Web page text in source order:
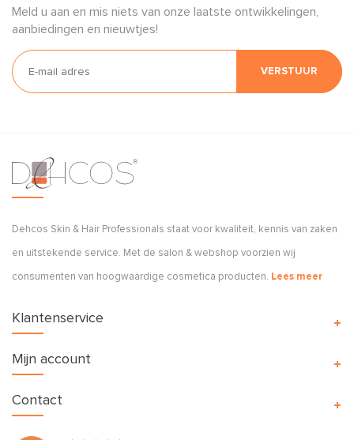
Meld u aan en mis niets van onze laatste ontwikkelingen,
aanbiedingen en nieuwtjes!
VERSTUUR
Dehcos Skin & Hair Professionals staat voor kwaliteit, kennis van zaken
en uitstekende service. Met de salon & webshop voorzien wij
consumenten van hoogwaardige cosmetica producten. Lees meer
Klantenservice
Mijn account
Contact